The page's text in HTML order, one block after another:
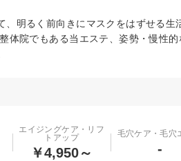
明るく前向きにマスクをはずせる生
院でもある当エステ、姿勢・慢性的
エイジングケア・リフ
トアップ
￥4,950～
毛穴ケア・毛穴
-